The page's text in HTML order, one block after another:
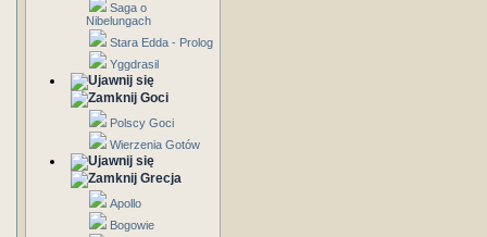
Saga o
Nibelungach
Stara Edda - Prolog
Yggdrasil
Goci
Polscy Goci
Wierzenia Gotów
Grecja
Apollo
Bogowie